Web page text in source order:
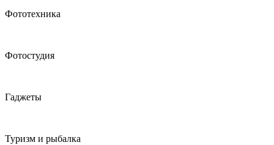
Фототехника
Фотостудия
Гаджеты
Туризм и рыбалка